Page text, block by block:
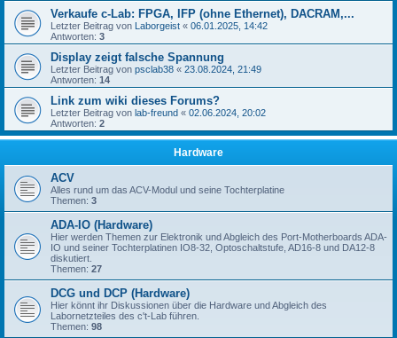
Verkaufe c-Lab: FPGA, IFP (ohne Ethernet), DACRAM,...
Letzter Beitrag von Laborgeist « 06.01.2025, 14:42
Antworten: 3
Display zeigt falsche Spannung
Letzter Beitrag von psclab38 « 23.08.2024, 21:49
Antworten: 14
Link zum wiki dieses Forums?
Letzter Beitrag von lab-freund « 02.06.2024, 20:02
Antworten: 2
Hardware
ACV
Alles rund um das ACV-Modul und seine Tochterplatine
Themen: 3
ADA-IO (Hardware)
Hier werden Themen zur Elektronik und Abgleich des Port-Motherboards ADA-
IO und seiner Tochterplatinen IO8-32, Optoschaltstufe, AD16-8 und DA12-8
diskutiert.
Themen: 27
DCG und DCP (Hardware)
Hier könnt ihr Diskussionen über die Hardware und Abgleich des
Labornetzteiles des c't-Lab führen.
Themen: 98